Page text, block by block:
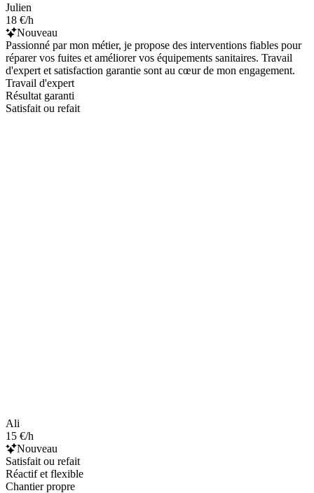
Julien
18 €/h
Nouveau
Passionné par mon métier, je propose des interventions fiables pour
réparer vos fuites et améliorer vos équipements sanitaires. Travail
d'expert et satisfaction garantie sont au cœur de mon engagement.
Travail d'expert
Résultat garanti
Satisfait ou refait
Ali
15 €/h
Nouveau
Satisfait ou refait
Réactif et flexible
Chantier propre